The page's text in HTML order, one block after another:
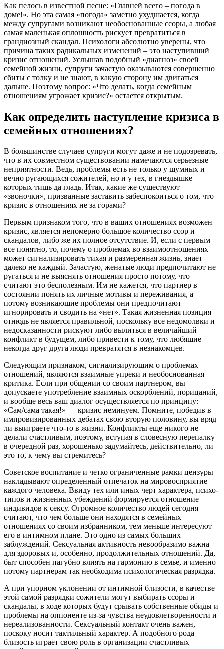
Как пелось в известной песне: «Главней всего – погода в
доме!». Но эта самая «погода» заметно ухудшается, когда
между супругами возникают необоснованные ссоры, а любая
самая маленькая оплошность рискует превратиться в
грандиозный скандал. Психологи абсолютно уверены, что
причина таких радикальных изменений – это наступивший
кризис отношений. Услышав подобный «диагноз» своей
семейной жизни, супруги зачастую оказываются совершенно
сбиты с толку и не знают, в какую сторону им двигаться
дальше. Поэтому вопрос: «Что делать, когда семейным
отношениям угрожает кризис?» остается открытым.
Как определить наступление кризиса в
семейных отношениях?
В большинстве случаев супруги могут даже и не подозревать,
что в их совместном существовании намечаются серьезные
неприятности. Ведь, проблемы есть не только у шумных и
вечно ругающихся сожителей, но и у тех, в гнездышке
которых тишь да гладь. Итак, какие же существуют
«звоночки», призванные заставить забеспокоиться о том, что
кризис в отношениях не за горами?
Первым признаком того, что в ваших отношениях возможен
кризис, является непомерно большое количество ссор и
скандалов, либо же их полное отсутствие. И, если с первым
все понятно, то, почему о проблемах во взаимоотношениях
может сигнализировать тихая и размеренная жизнь, знает
далеко не каждый. Зачастую, женатые люди предпочитают не
ругаться и не выяснять отношения просто потому, что
считают это бесполезным. Им не кажется, что партнер в
состоянии понять их личные мотивы и переживания, а
потому возникающие проблемы они предпочитают
игнорировать и сводить на «нет». Такая жизненная позиция
отнюдь не является правильной, поскольку все недомолвки и
недосказанности рискуют либо вылиться в величайший
конфликт в будущем, либо привести к тому, что любящие
некогда друг друга люди превратятся в незнакомцев.
Следующим признаком, сигнализирующим о проблемах
отношений, являются взаимные упреки и необоснованная
критика. Если при общении со своим партнером, вы
допускаете употребление взаимных оскорблений, порицаний,
и вообще весь ваш диалог осуществляется по принципу:
«Сам/сама такая!» — кризис неминуем. Помните, победив в
импровизированных дебатах свою вторую половину, вы вряд
ли выиграете что-то в жизни. Конфликты еще никого не
делали счастливым, поэтому, вступая в словесную перепалку
в очередной раз, хорошенько задумайтесь, действительно, ли
это то, к чему вы стремитесь?
Советское воспитание и четко ограниченные рамки цензуры
накладывают определенный отпечаток на мировосприятие
каждого человека. Ввиду тех или иных черт характера, психо-
типов и жизненных убеждений формируется отношение
индивидов к сексу. Огромное количество людей сегодня
считают, что чем больше они находятся в семейных
отношениях со своим избранником, тем меньше интересуют
его в интимном плане. Это одно из самых больших
заблуждений. Сексуальная активность невообразимо важна
для здоровых и, особенно, продолжительных отношений. Да,
быт способен пагубно влиять на гармонию в семье, и именно
потому партнерам так необходима психологическая разрядка.
А при упорном уклонении от интимной близости, в качестве
этой самой разрядки сожители могут выбирать ссоры и
скандалы, в ходе которых будут срывать собственные обиды и
проблемы на оппоненте из-за чувства неудовлетворенности и
нереализованности. Сексуальный контакт очень важен,
поскоку носит тактильный характер. А подобного рода
близость играет свою роль в организации счастливых